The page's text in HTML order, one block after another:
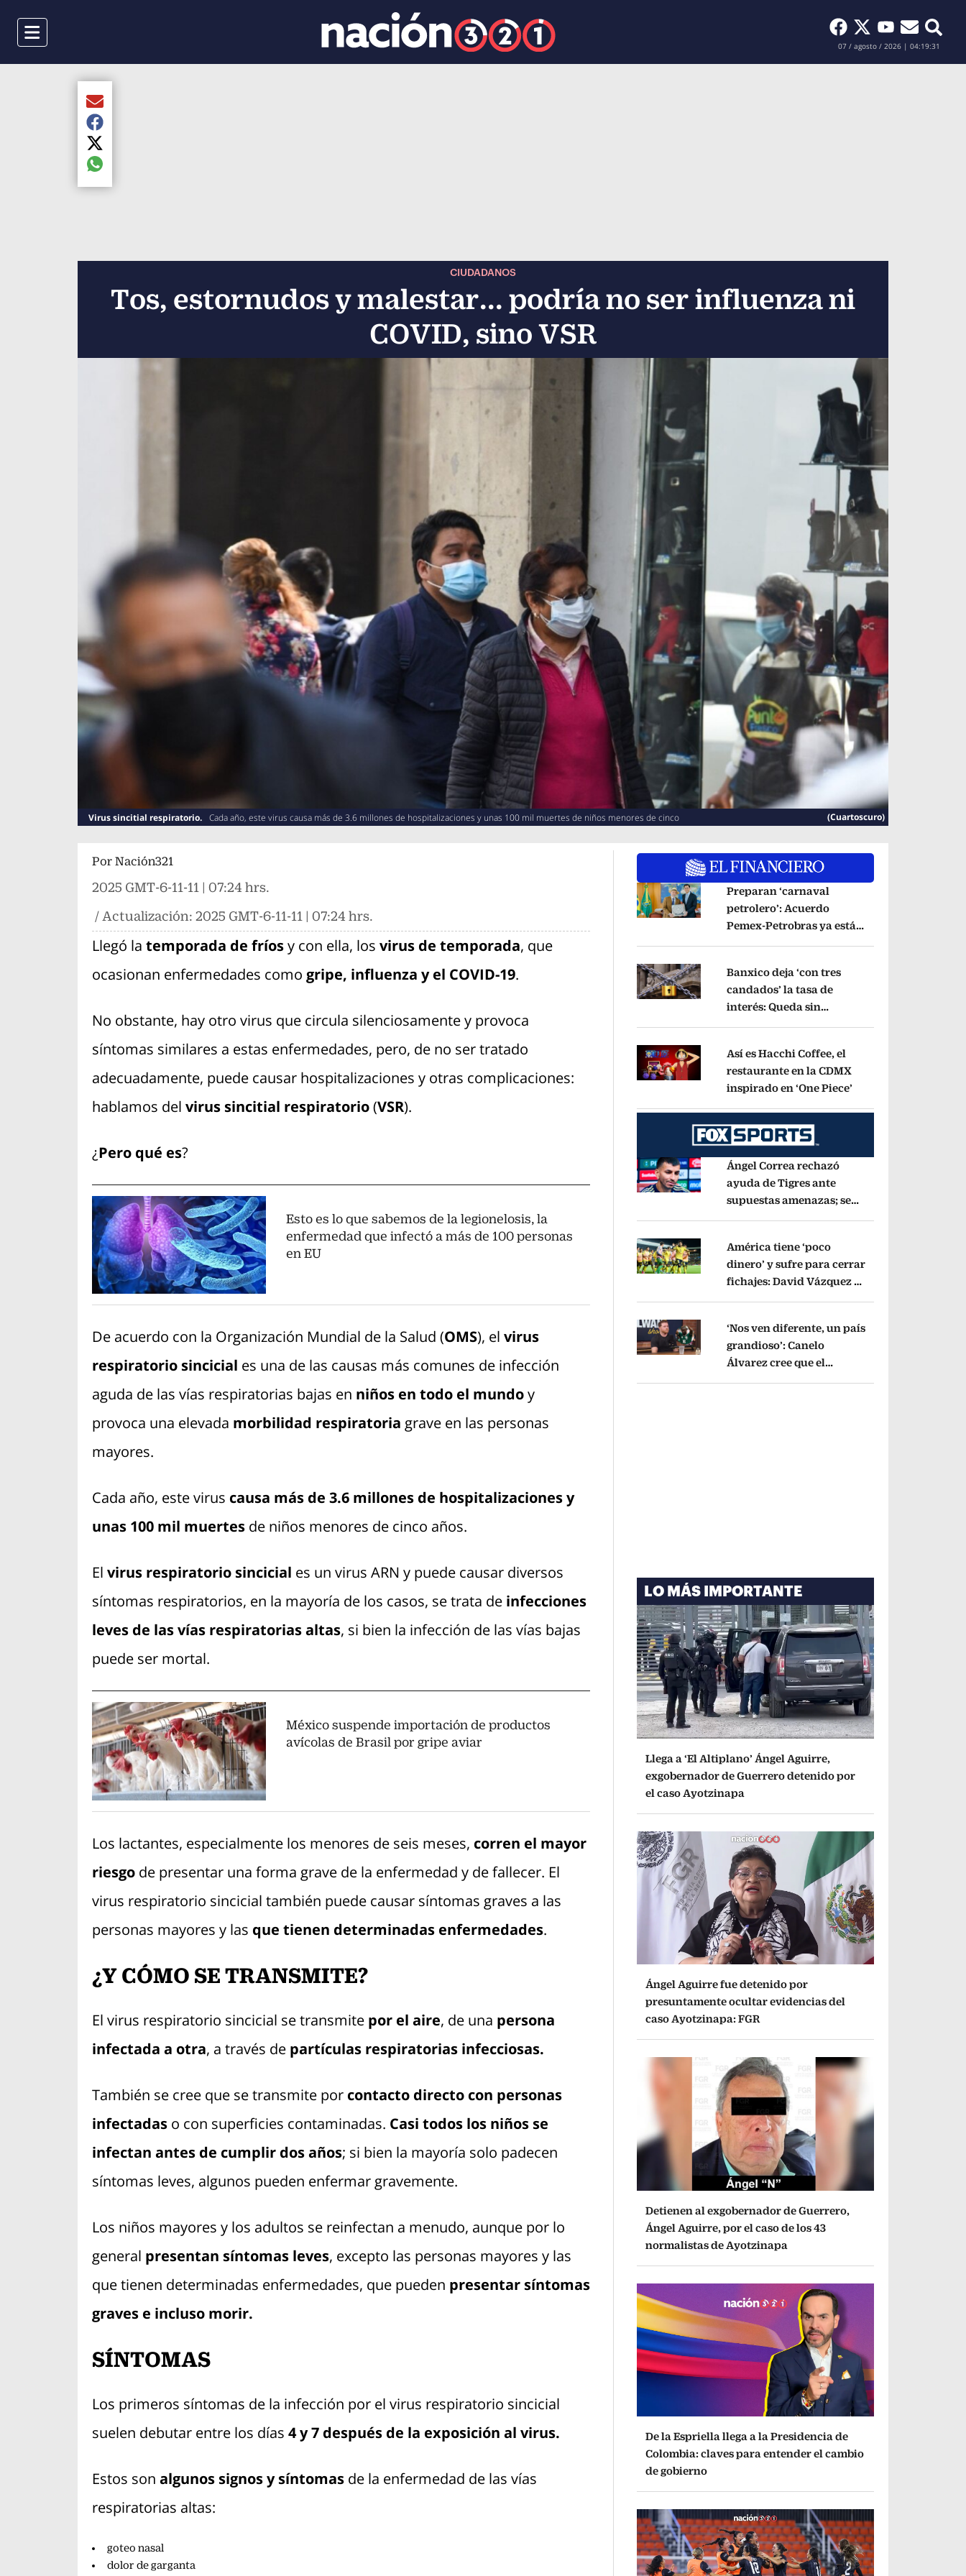
Menu Buscar
07 / agosto / 2026 | 04:19:32
CIUDADANOS
Tos, estornudos y malestar... podría no ser influenza ni
COVID, sino VSR
Virus sincitial respiratorio.
Cada año, este virus causa más de 3.6 millones de hospitalizaciones y unas 100 mil muertes de niños menores de cinco
(Cuartoscuro)
Compartir el artículo actual mediante Email
Compartir el artículo actual mediante Facebook
Compartir el artículo actual mediante Twitter
Compartir el artículo actual mediante global.social-whatsapp
Por Nación321
2025 GMT-6-11-11 | 07:24 hrs.
/ Actualización: 2025 GMT-6-11-11 | 07:24 hrs.
Llegó la temporada de fríosy con ella, los virus de temporada, que
ocasionan enfermedades como gripe, influenza y el COVID-19.
No obstante, hay otro virus que circula silenciosamente y provoca
síntomas similares a estas enfermedades, pero, de no ser tratado
adecuadamente, puede causar hospitalizaciones y otras complicaciones:
hablamos del virus sincitial respiratorio(VSR).
¿Pero qué es?
Esto es lo que sabemos de la legionelosis, la
enfermedad que infectó a más de 100 personas
en EU
De acuerdo con la Organización Mundial de la Salud (OMS), el virus
respiratorio sincicial es una de las causas más comunes de infección
aguda de las vías respiratorias bajas en niños en todo el mundoy
provoca una elevada morbilidad respiratoria grave en las personas
mayores.
Cada año, este virus causa más de 3.6 millones de hospitalizaciones y
unas 100 mil muertesde niños menores de cinco años.
El virus respiratorio sincicial es un virus ARN y puede causar diversos
síntomas respiratorios, en la mayoría de los casos, se trata de infecciones
leves de las vías respiratorias altas, si bien la infección de las vías bajas
puede ser mortal.
México suspende importación de productos
avícolas de Brasil por gripe aviar
Los lactantes, especialmente los menores de seis meses, corren el mayor
riesgode presentar una forma grave de la enfermedad y de fallecer. El
virus respiratorio sincicial también puede causar síntomas graves a las
personas mayores y las que tienen determinadas enfermedades.
¿Y CÓMO SE TRANSMITE?
El virus respiratorio sincicial se transmite por el aire, de una persona
infectada a otra, a través de partículas respiratorias infecciosas.
También se cree que se transmite por contacto directo con personas
infectadaso con superficies contaminadas. Casi todos los niños se
infectan antes de cumplir dos años; si bien la mayoría solo padecen
síntomas leves, algunos pueden enfermar gravemente.
Los niños mayores y los adultos se reinfectan a menudo, aunque por lo
general presentan síntomas leves, excepto las personas mayores y las
que tienen determinadas enfermedades, que pueden presentar síntomas
graves e incluso morir.
SÍNTOMAS
Los primeros síntomas de la infección por el virus respiratorio sincicial
suelen debutar entre los días 4 y 7 después de la exposición al virus.
Estos son algunos signos y síntomasde la enfermedad de las vías
respiratorias altas:
goteo nasal
dolor de garganta
Opens in new window
Preparan ‘carnaval
petrolero’: Acuerdo
Pemex-Petrobras ya está
Opens in new window
Banxico deja ‘con tres
candados’ la tasa de
interés: Queda sin
Opens in new window
Así es Hacchi Coffee, el
restaurante en la CDMX
inspirado en ‘One Piece’
Opens in new window
Ángel Correa rechazó
ayuda de Tigres ante
supuestas amenazas; se
Opens in new window
América tiene ‘poco
dinero’ y sufre para cerrar
fichajes: David Vázquez se
Opens in new window
‘Nos ven diferente, un país
grandioso’: Canelo
Álvarez cree que el
LO MÁS IMPORTANTE
Llega a ‘El Altiplano’ Ángel Aguirre,
exgobernador de Guerrero detenido por
el caso Ayotzinapa
Ángel Aguirre fue detenido por
presuntamente ocultar evidencias del
caso Ayotzinapa: FGR
Detienen al exgobernador de Guerrero,
Ángel Aguirre, por el caso de los 43
normalistas de Ayotzinapa
De la Espriella llega a la Presidencia de
Colombia: claves para entender el cambio
de gobierno